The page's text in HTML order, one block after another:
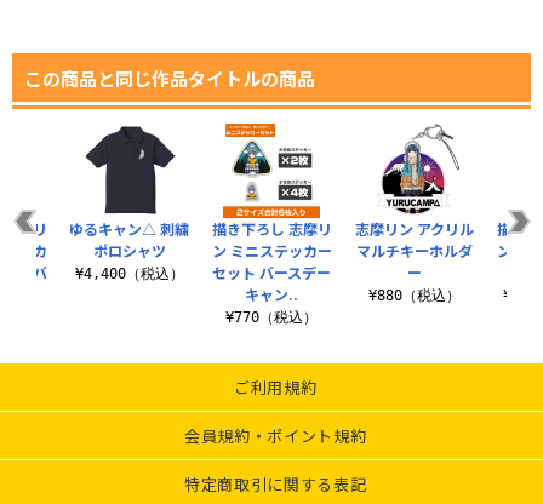
この商品と同じ作品タイトルの商品
描き下ろし 志摩リ
ン ミニステッカー
セット バースデー
キャン..
¥770（税込）
志摩リン アクリル
マルチキーホルダ
ー
¥880（税込）
描き
ン T
摩リ
ルカ
プ バ
ゆるキャン△ 刺繍
ポロシャツ
¥4,400（税込）
ご利用規約
会員規約・ポイント規約
特定商取引に関する表記